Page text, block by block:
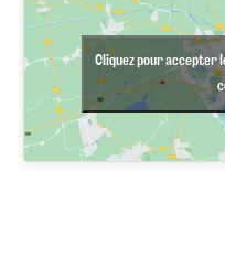
Cliquez pour accepter